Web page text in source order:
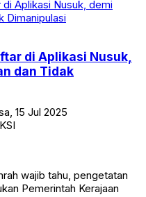
di Aplikasi Nusuk,
dan Tidak
15 Jul 2025
wajib tahu, pengetatan
Pemerintah Kerajaan